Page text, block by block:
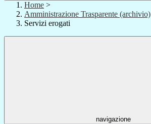
Home >
Amministrazione Trasparente (archivio)
Servizi erogati
navigazione